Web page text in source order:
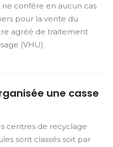
confère en aucun cas
pour la vente du
agréé de traitement
(VHU).
une casse
centres de recyclage
sont classés soit par